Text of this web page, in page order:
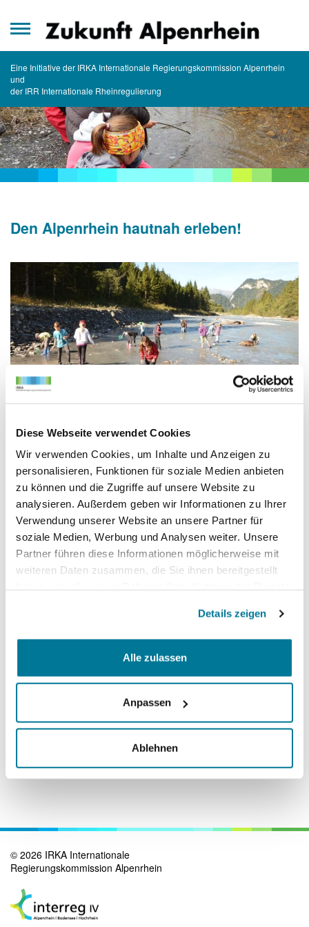
Diese Webseite verwendet Cookies
Wir verwenden Cookies, um Inhalte und Anzeigen zu
personalisieren, Funktionen für soziale Medien anbieten
zu können und die Zugriffe auf unsere Website zu
analysieren. Außerdem geben wir Informationen zu Ihrer
Verwendung unserer Website an unsere Partner für
soziale Medien, Werbung und Analysen weiter. Unsere
Partner führen diese Informationen möglicherweise mit
weiteren Daten zusammen, die Sie ihnen bereitgestellt
Details zeigen
Alle zulassen
Anpassen
Ablehnen
Inhalt
springen
Eine Initiative der IRKA Internationale Regierungskommission Alpenrhein
und
der IRR Internationale Rheinregulierung
Den Alpenrhein hautnah erleben!
Exkursionsprogramm für Schulen
hier geht's zum Angebot
Museum Rhein-Schauen
mehr Informationen
Alpenrhein-Exkursionen
Museum Rhein-Schauen
© 2026 IRKA Internationale
Regierungskommission Alpenrhein